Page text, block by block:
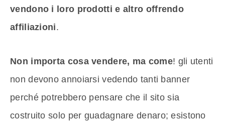
vendono i loro prodotti e altro offrendo
affiliazioni.
Non importa cosa vendere, ma come! gli utenti
non devono annoiarsi vedendo tanti banner
perché potrebbero pensare che il sito sia
costruito solo per guadagnare denaro; esistono